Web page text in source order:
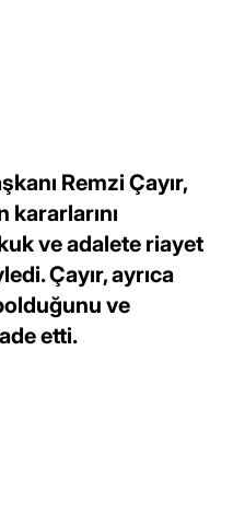
Remzi Çayır,
ve adalete riayet
Çayır, ayrıca
ve
etti.